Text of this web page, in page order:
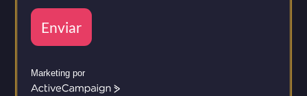
Enviar
Marketing por
ActiveCampaign